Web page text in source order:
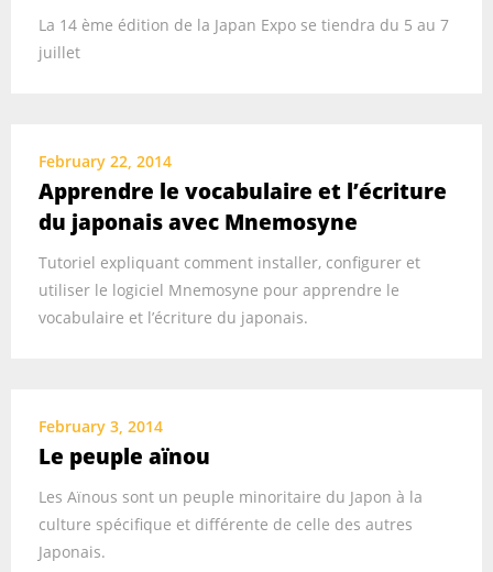
La 14 ème édition de la Japan Expo se tiendra du 5 au 7
juillet
February 22, 2014
Apprendre le vocabulaire et l’écriture
du japonais avec Mnemosyne
Tutoriel expliquant comment installer, configurer et
utiliser le logiciel Mnemosyne pour apprendre le
vocabulaire et l’écriture du japonais.
February 3, 2014
Le peuple aïnou
Les Aïnous sont un peuple minoritaire du Japon à la
culture spécifique et différente de celle des autres
Japonais.